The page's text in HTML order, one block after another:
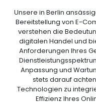
Unsere in Berlin
Bereitstellung von E-
verstehen die
digitalen Handel und
Anforderungen Ihres
Anpassung und
stets darauf
Technologien zu
Effizienz Ihres